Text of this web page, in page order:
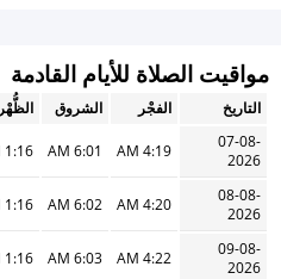
مواقيت الصلاة للأيام القادمة
التاريخ الفجْر الشروق الظُّهْر
07-08-
2026
4:19 AM
6:01 AM
1:16 PM
08-08-
2026
4:20 AM
6:02 AM
1:16 PM
09-08-
2026
4:22 AM
6:03 AM
1:16 PM